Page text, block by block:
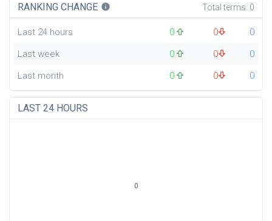
RANKING CHANGE info Total terms: 0
Last 24 hours 0 0
0
Last week
0 0
0
Last month
0 0 0
LAST 24 HOURS
0